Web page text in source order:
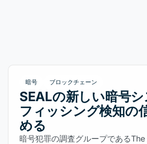
暗号 ブロックチェーン
SEALの新しい暗号
フィッシング検知の
める
暗号犯罪の調査グループである